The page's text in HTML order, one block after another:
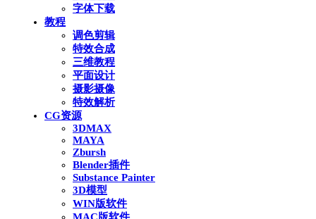
字体下载
教程
调色剪辑
特效合成
三维教程
平面设计
摄影摄像
特效解析
CG资源
3DMAX
MAYA
Zbursh
Blender插件
Substance Painter
3D模型
WIN版软件